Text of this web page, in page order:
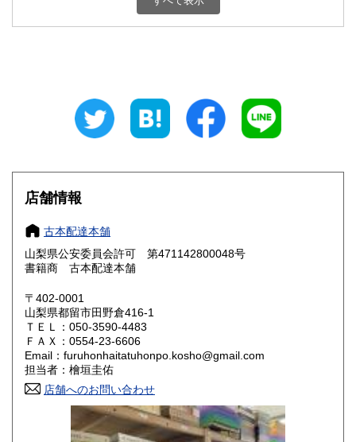
800円 三重県
大阪府
奈良県
鳥取県 800円 島根県
岡山県
山口県 800円
香川県 800円 愛媛県
高知県 800円
800円 長崎県
店舗情報
古本配達本舗
山梨県公安委員会許可 第471142800048号
書籍商 古本配達本舗
〒402-0001
山梨県都留市田野倉416-1
ＴＥＬ：050-3590-4483
ＦＡＸ：0554-23-6606
Email：furuhonhaitatuhonpo.kosho@gmail.com
担当者：檜垣圭佑
店舗へのお問い合わせ